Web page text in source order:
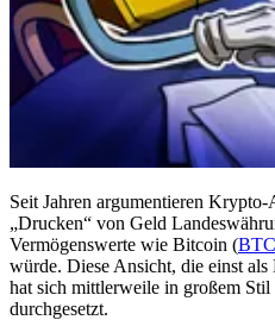
Seit Jahren argumentieren
„Drucken“ von Geld
Vermögenswerte wie Bitcoin (BTC
würde. Diese Ansicht, die einst
hat sich mittlerweile in großem
durchgesetzt.